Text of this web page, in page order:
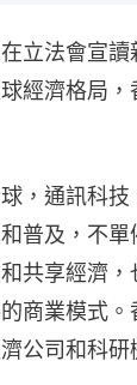
立法會宣
經濟格局
，通訊科技
普及，不
共享經濟，
商業模式
公司和科研